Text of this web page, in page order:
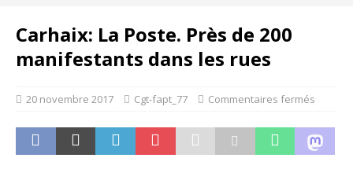
Carhaix: La Poste. Près de 200
manifestants dans les rues
20 novembre 2017 Cgt-fapt_77 Commentaires fermés